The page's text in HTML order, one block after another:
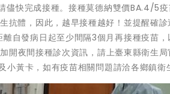
快完成接種。接種莫德納雙價BA.4/5
抗體，因此，越早接種越好！並提醒確
自發病日起至少間隔3個月再接種疫苗
開夜間接種診次資訊，請上臺東縣衛生
黃卡，如有疫苗相關問題請洽各鄉鎮衛